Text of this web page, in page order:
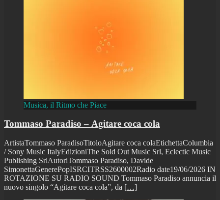
Musica, il Ritmo che Piace
Tommaso Paradiso – Agitare coca cola
ArtistaTommaso ParadisoTitoloAgitare coca colaEtichettaColumbia
/ Sony Music ItalyEdizioniThe Sold Out Music Srl, Eclectic Music
Publishing SrlAutoriTommaso Paradiso, Davide
SimonettaGenerePopISRCITRSS2600002Radio date19/06/2026 IN
ROTAZIONE SU RADIO SOUND Tommaso Paradiso annuncia il
nuovo singolo “Agitare coca cola”, da […]